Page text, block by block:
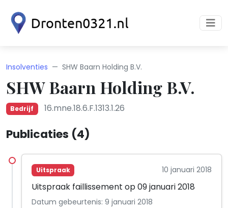
Insolventies SHW Baarn Holding B.V.
SHW Baarn Holding B.V.
Bedrijf 16.mne.18.6.F.1313.1.26
Publicaties (4)
Uitspraak 10 januari 2018
Uitspraak faillissement op 09 januari 2018
Datum gebeurtenis: 9 januari 2018